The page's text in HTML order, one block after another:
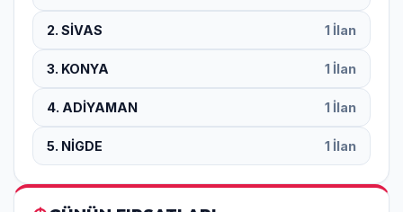
2. SİVAS 1 İlan
3. KONYA 1 İlan
4. ADİYAMAN 1 İlan
5. NİGDE 1 İlan